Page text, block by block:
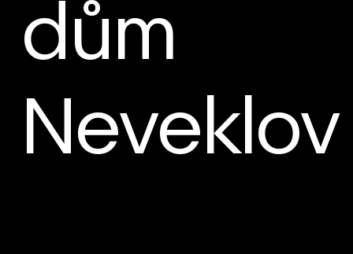
dům
Neveklov